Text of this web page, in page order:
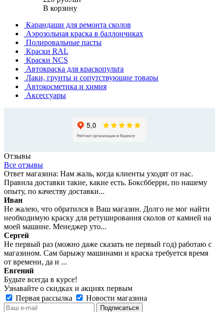
В корзину
Карандаши для ремонта сколов
Аэрозольная краска в баллончиках
Полировальные пасты
Краски RAL
Краски NCS
Автокраска для краскопульта
Лаки, грунты и сопутствующие товары
Автокосметика и химия
Аксессуары
Отзывы
Все отзывы
Ответ магазина: Нам жаль, когда клиенты уходят от нас.
Правила доставки такие, какие есть. Боксбберри, по нашему
опыту, по качеству доставки...
Иван
Не жалею, что обратился в Ваш магазин. Долго не мог найти
необходимую краску для ретуширования сколов от камней на
моей машине. Менеджер уто...
Сергей
Не первый раз (можно даже сказать не первый год) работаю с
магазином. Сам барыжу машинами и краска требуется время
от времени, да и ...
Евгений
Будьте всегда в курсе!
Узнавайте о скидках и акциях первым
Первая рассылка
Новости магазина